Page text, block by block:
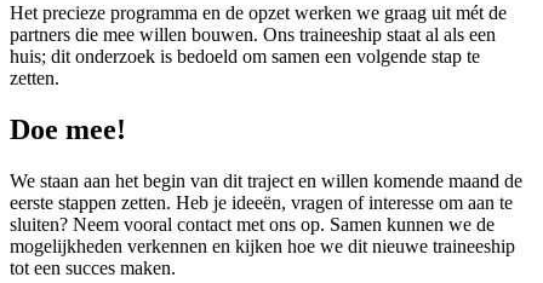
Het precieze programma en de opzet werken we graag uit mét de
partners die mee willen bouwen. Ons traineeship staat al als een
huis; dit onderzoek is bedoeld om samen een volgende stap te
zetten.
Doe mee!
We staan aan het begin van dit traject en willen komende maand de
eerste stappen zetten. Heb je ideeën, vragen of interesse om aan te
sluiten? Neem vooral contact met ons op. Samen kunnen we de
mogelijkheden verkennen en kijken hoe we dit nieuwe traineeship
tot een succes maken.